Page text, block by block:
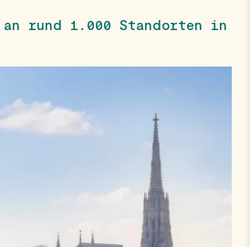
an rund 1.000 Standorten in